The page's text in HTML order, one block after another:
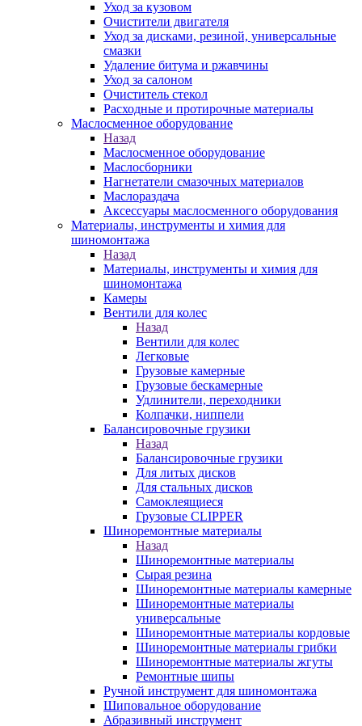
Уход за кузовом
Очистители двигателя
Уход за дисками, резиной, универсальные
смазки
Удаление битума и ржавчины
Уход за салоном
Очиститель стекол
Расходные и протирочные материалы
Маслосменное оборудование
Назад
Маслосменное оборудование
Маслосборники
Нагнетатели смазочных материалов
Маслораздача
Аксессуары маслосменного оборудования
Материалы, инструменты и химия для
шиномонтажа
Назад
Материалы, инструменты и химия для
шиномонтажа
Камеры
Вентили для колес
Назад
Вентили для колес
Легковые
Грузовые камерные
Грузовые бескамерные
Удлинители, переходники
Колпачки, ниппели
Балансировочные грузики
Назад
Балансировочные грузики
Для литых дисков
Для стальных дисков
Самоклеящиеся
Грузовые CLIPPER
Шиноремонтные материалы
Назад
Шиноремонтные материалы
Сырая резина
Шиноремонтные материалы камерные
Шиноремонтные материалы
универсальные
Шиноремонтные материалы кордовые
Шиноремонтные материалы грибки
Шиноремонтные материалы жгуты
Ремонтные шипы
Ручной инструмент для шиномонтажа
Шиповальное оборудование
Абразивный инструмент